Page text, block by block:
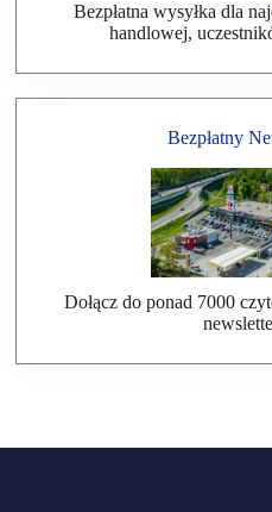
Bezpłatna wysyłka dla
handlowej,
Bezpłatny
Dołącz do ponad 7000